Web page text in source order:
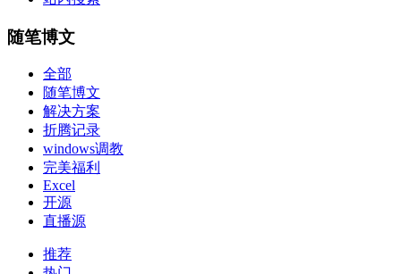
随笔博文
全部
随笔博文
解决方案
折腾记录
windows调教
完美福利
Excel
开源
直播源
推荐